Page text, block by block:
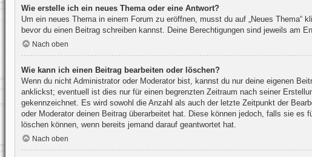
Wie erstelle ich ein neues Thema oder eine Antwort?
Um ein neues Thema in einem Forum zu eröffnen, musst du auf „Neues
bevor du einen Beitrag schreiben kannst. Deine Berechtigungen sind jeweils am
Nach oben
Wie kann ich einen Beitrag bearbeiten oder löschen?
Wenn du nicht Administrator oder Moderator bist, kannst du nur deine eigenen
anklickst; eventuell ist dies nur für einen begrenzten Zeitraum nach seiner
gekennzeichnet. Es wird sowohl die Anzahl als auch der letzte Zeitpunkt der
oder Moderator deinen Beitrag überarbeitet hat. Diese können jedoch, falls sie
löschen können, wenn bereits jemand darauf geantwortet hat.
Nach oben